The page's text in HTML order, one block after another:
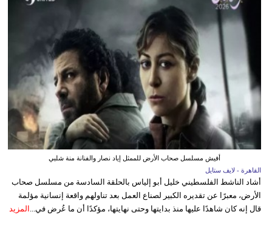
أفيش مسلسل صحاب الأرض للممثل إياد نصار والفنانة منة شلبي
القاهرة - لايف ستايل
أشاد الناشط الفلسطيني خليل أبو إلياس بالحلقة السادسة من مسلسل صحاب
الأرض، معبرًا عن تقديره الكبير لصناع العمل بعد تناولهم واقعة إنسانية مؤلمة
قال إنه كان شاهدًا عليها منذ بدايتها وحتى نهايتها، مؤكدًا أن ما عُرض في... المزيد